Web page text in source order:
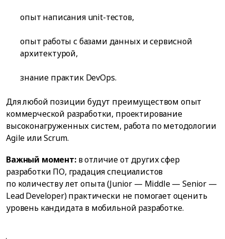
опыт написания unit-тестов,
опыт работы с базами данных и сервисной
архитектурой,
знание практик DevOps.
Для любой позиции будут преимуществом опыт
коммерческой разработки, проектирование
высоконагруженных систем, работа по методологии
Agile или Scrum.
Важный момент:в отличие от других сфер
разработки ПО, градация специалистов
по количеству лет опыта (Junior — Middle — Senior —
Lead Developer) практически не помогает оценить
уровень кандидата в мобильной разработке.